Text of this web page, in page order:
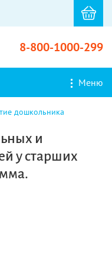
8-800-1000-299
Меню
дошкольника
и
у старших